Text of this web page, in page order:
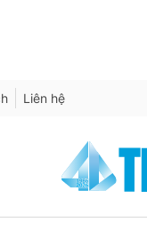
Liên hệ